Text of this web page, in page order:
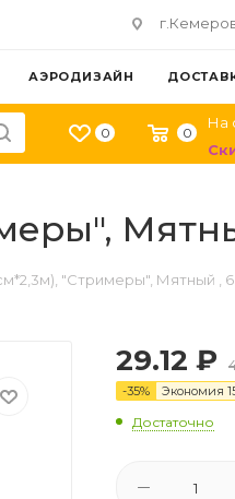
АЭРОДИЗАЙН
0 0
На
"Стримеры", Мятный , 6
29.12 ₽
-35% Экономия
Достаточно